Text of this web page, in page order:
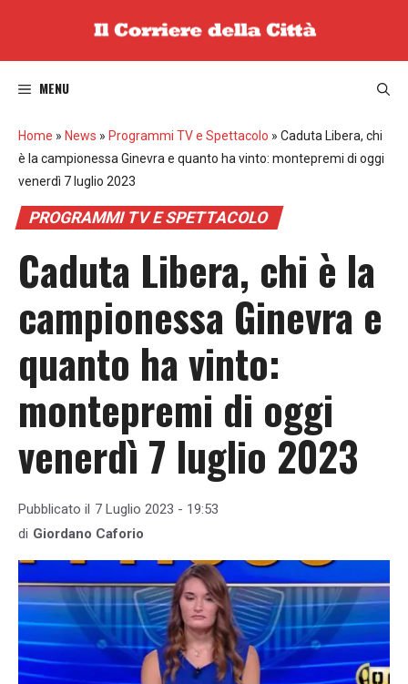
MENU
Home » News » Programmi TV e Spettacolo » Caduta Libera, chi
è la campionessa Ginevra e quanto ha vinto: montepremi di oggi
venerdì 7 luglio 2023
PROGRAMMI TV E SPETTACOLO
Caduta Libera, chi è la
campionessa Ginevra e
quanto ha vinto:
montepremi di oggi
venerdì 7 luglio 2023
Pubblicato il 7 Luglio 2023 - 19:53
di Giordano Caforio